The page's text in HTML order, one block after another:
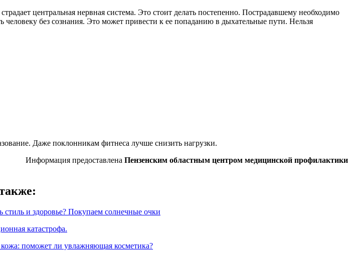
центральная нервная система. Это стоит делать постепенно. Пострадавшему необходимо
без сознания. Это может привести к ее попаданию в дыхательные пути. Нельзя
Даже поклонникам фитнеса лучше снизить нагрузки.
Информация предоставлена Пензенским областным центром медицинской профилактики
стиль и здоровье? Покупаем солнечные очки
катастрофа.
поможет ли увлажняющая косметика?